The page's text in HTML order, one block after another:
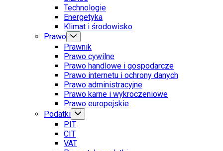
Technologie
Energetyka
Klimat i środowisko
Prawo
Prawnik
Prawo cywilne
Prawo handlowe i gospodarcze
Prawo internetu i ochrony danych
Prawo administracyjne
Prawo karne i wykroczeniowe
Prawo europejskie
Podatki
PIT
CIT
VAT